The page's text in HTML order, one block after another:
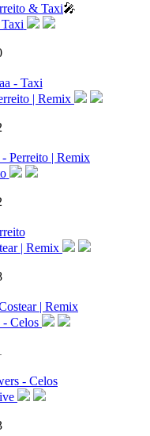
& Taxi🎤
- Taxi
Perreito | Remix
| Remix
- Celos